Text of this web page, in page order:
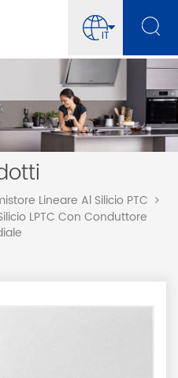
IT
Lineare Al Silicio PTC
LPTC Con Conduttore